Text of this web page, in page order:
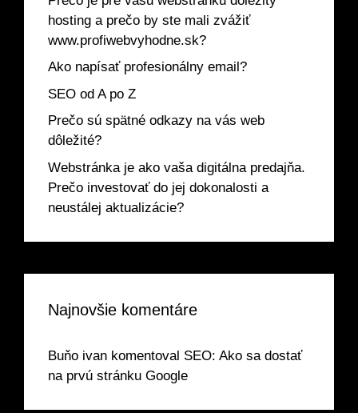
hosting a prečo by ste mali zvážiť
www.profiwebvyhodne.sk?
Ako napísať profesionálny email?
SEO od A po Z
Prečo sú spätné odkazy na vás web
dôležité?
Webstránka je ako vaša digitálna predajňa.
Prečo investovať do jej dokonalosti a
neustálej aktualizácie?
Najnovšie komentáre
Buňo ivan komentoval SEO: Ako sa dostať
na prvú stránku Google